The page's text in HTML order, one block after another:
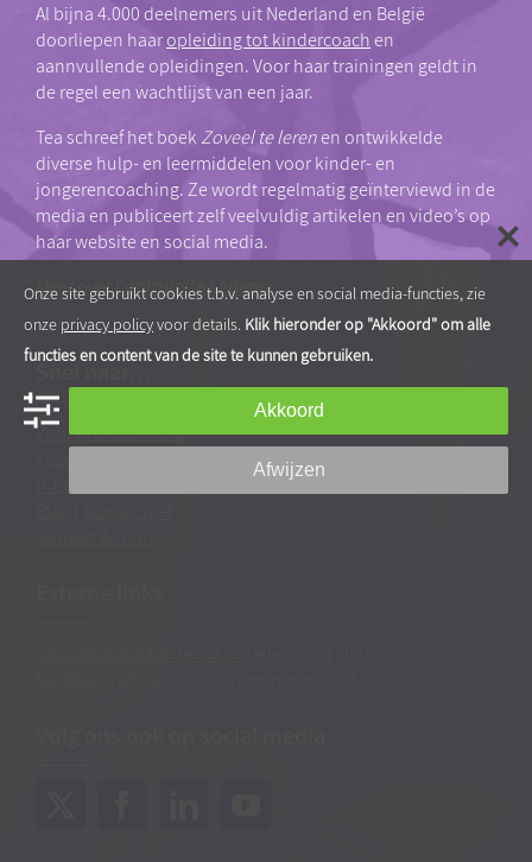
Al bijna 4.000 deelnemers uit Nederland en België
doorliepen haaropleiding tot kindercoachen
aannvullende opleidingen. Voor haar trainingen geldt in
de regel een wachtlijst van een jaar.
Tea schreef het boek Zoveel te lerenen ontwikkelde
diverse hulp- en leermiddelen voor kinder- en
jongerencoaching. Ze wordt regelmatig geïnterviewd in de
media en publiceert zelf veelvuldig artikelen en video’s op
haar website en social media.
Meer over Centrum Tea Adema
Voor professionals
Onze site gebruikt cookies t.b.v. analyse en social media-functies, zie
onze privacy policyvoor details. Klik hieronder op "Akkoord" om alle
functies en content van de site te kunnen gebruiken.
Akkoord
Afwijzen